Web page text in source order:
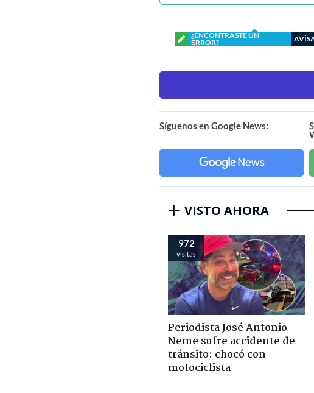
¿ENCONTRASTE UN
ERROR?
Síguenos en Google News:
VISTO AHORA
972
visitas
Periodista José Antonio
Neme sufre accidente de
tránsito: chocó con
motociclista